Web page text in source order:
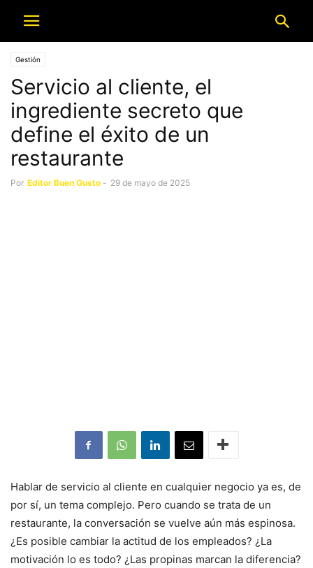
Gestión
Servicio al cliente, el
ingrediente secreto que
define el éxito de un
restaurante
Por Editor Buen Gusto - 29 de mayo de 2025
Hablar de servicio al cliente en cualquier negocio ya es, de
por sí, un tema complejo. Pero cuando se trata de un
restaurante, la conversación se vuelve aún más espinosa.
¿Es posible cambiar la actitud de los empleados? ¿La
motivación lo es todo? ¿Las propinas marcan la diferencia?